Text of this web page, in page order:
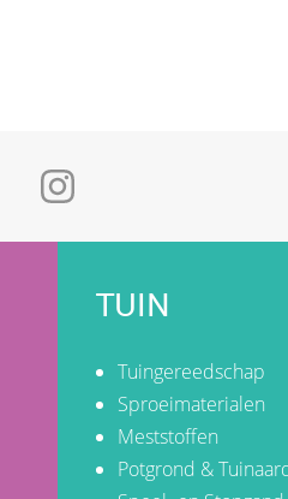
TUIN
Tuingereedschap
Sproeimaterialen
Meststoffen
Potgrond &